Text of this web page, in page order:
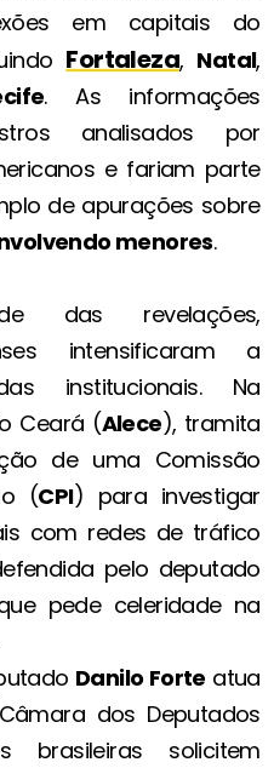
em capitais do
Fortaleza, Natal,
. As informações
analisados por
e fariam parte
de apurações sobre
menores.
das revelações,
intensificaram a
institucionais. Na
Ceará (Alece), tramita
de uma Comissão
(CPI) para investigar
com redes de tráfico
pelo deputado
pede celeridade na
Danilo Forte atua
dos Deputados
brasileiras solicitem